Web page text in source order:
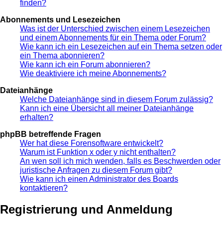
finden?
Abonnements und Lesezeichen
Was ist der Unterschied zwischen einem Lesezeichen
und einem Abonnements für ein Thema oder Forum?
Wie kann ich ein Lesezeichen auf ein Thema setzen oder
ein Thema abonnieren?
Wie kann ich ein Forum abonnieren?
Wie deaktiviere ich meine Abonnements?
Dateianhänge
Welche Dateianhänge sind in diesem Forum zulässig?
Kann ich eine Übersicht all meiner Dateianhänge
erhalten?
phpBB betreffende Fragen
Wer hat diese Forensoftware entwickelt?
Warum ist Funktion x oder y nicht enthalten?
An wen soll ich mich wenden, falls es Beschwerden oder
juristische Anfragen zu diesem Forum gibt?
Wie kann ich einen Administrator des Boards
kontaktieren?
Registrierung und Anmeldung